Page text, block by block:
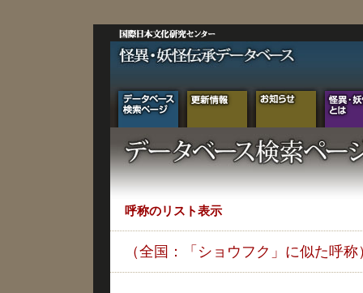
呼称のリスト表示
（全国：「ショウフク」に似た呼称